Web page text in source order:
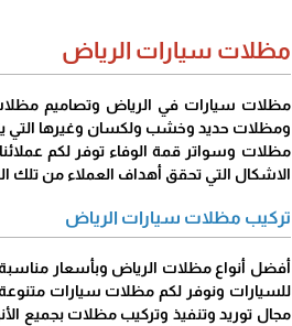
مظلات سيارات الرياض
مظلات سيارات في الرياض وتصاميم
ومظلات حديد وخشب ولكسان وغيرها التي
مظلات وسواتر قمة الوفاء توفر لكم
الاشكال التي تحقق أهداف العملاء من تلك
تركيب مظلات سيارات الرياض
أفضل أنواع مظلات الرياض وبأسعار
للسيارات ونوفر لكم مظلات سيارات
مجال توريد وتنفيذ وتركيب مظلات بجميع